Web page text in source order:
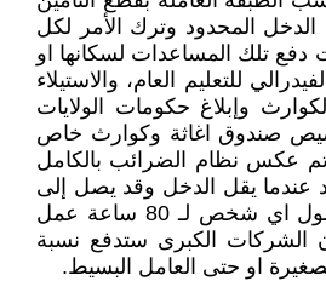
الدخل المحدود وترك الأمر لكل
دفع تلك المساعدات لسكانها او
للتعليم العام، والاستيلاء
وإبلاغ حكومات الولايات
صندوق اغاثة وكوارث خاص
عكس نظام الضرائب بالكامل
عندما يقل الدخل وقد يصل إلى
60٪ في حالة عدم حصول اي شخص لـ 80 ساعة عمل
الشركات الكبرى ستدفع نسبة
او حتى العامل البسيط.